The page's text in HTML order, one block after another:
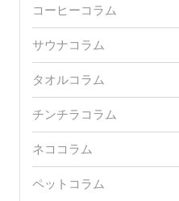
コーヒーコラム
サウナコラム
タオルコラム
チンチラコラム
ネココラム
ペットコラム